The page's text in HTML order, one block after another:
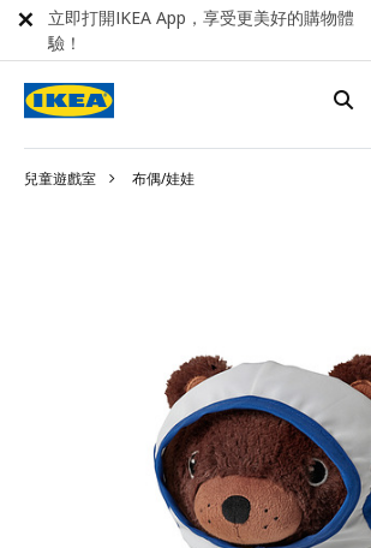
兒童遊戲室 布偶/娃娃
立即打開IKEA App，享受更美好的購物體
驗！